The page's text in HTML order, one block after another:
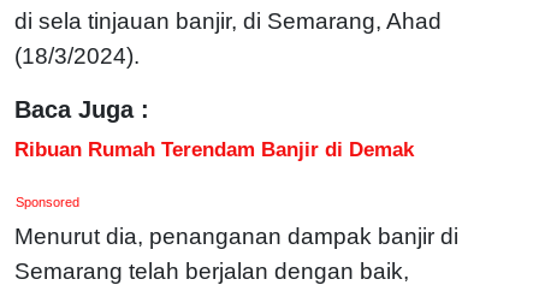
di sela tinjauan banjir, di Semarang, Ahad
(18/3/2024).
Baca Juga :
Ribuan Rumah Terendam Banjir di Demak
Sponsored
Menurut dia, penanganan dampak banjir di
Semarang telah berjalan dengan baik,